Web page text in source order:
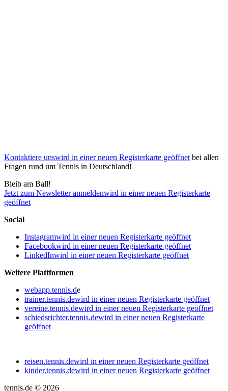
Kontaktiere unswird in einer neuen Registerkarte geöffnet bei allen
Fragen rund um Tennis in Deutschland!
Bleib am Ball!
Jetzt zum Newsletter anmeldenwird in einer neuen Registerkarte
geöffnet
Social
Instagramwird in einer neuen Registerkarte geöffnet
Facebookwird in einer neuen Registerkarte geöffnet
LinkedInwird in einer neuen Registerkarte geöffnet
Weitere Plattformen
webapp.tennis.de
trainer.tennis.dewird in einer neuen Registerkarte geöffnet
vereine.tennis.dewird in einer neuen Registerkarte geöffnet
schiedsrichter.tennis.dewird in einer neuen Registerkarte
geöffnet
reisen.tennis.dewird in einer neuen Registerkarte geöffnet
kinder.tennis.dewird in einer neuen Registerkarte geöffnet
tennis.de © 2026